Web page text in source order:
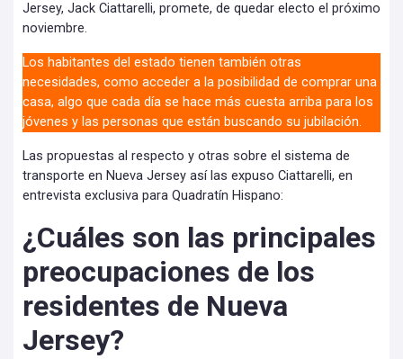
Jersey, Jack Ciattarelli, promete, de quedar electo el próximo
noviembre.
Los habitantes del estado tienen también otras
necesidades, como acceder a la posibilidad de comprar una
casa, algo que cada día se hace más cuesta arriba para los
jóvenes y las personas que están buscando su jubilación.
Las propuestas al respecto y otras sobre el sistema de
transporte en Nueva Jersey así las expuso Ciattarelli, en
entrevista exclusiva para Quadratín Hispano:
¿Cuáles son las principales
preocupaciones de los
residentes de Nueva
Jersey?